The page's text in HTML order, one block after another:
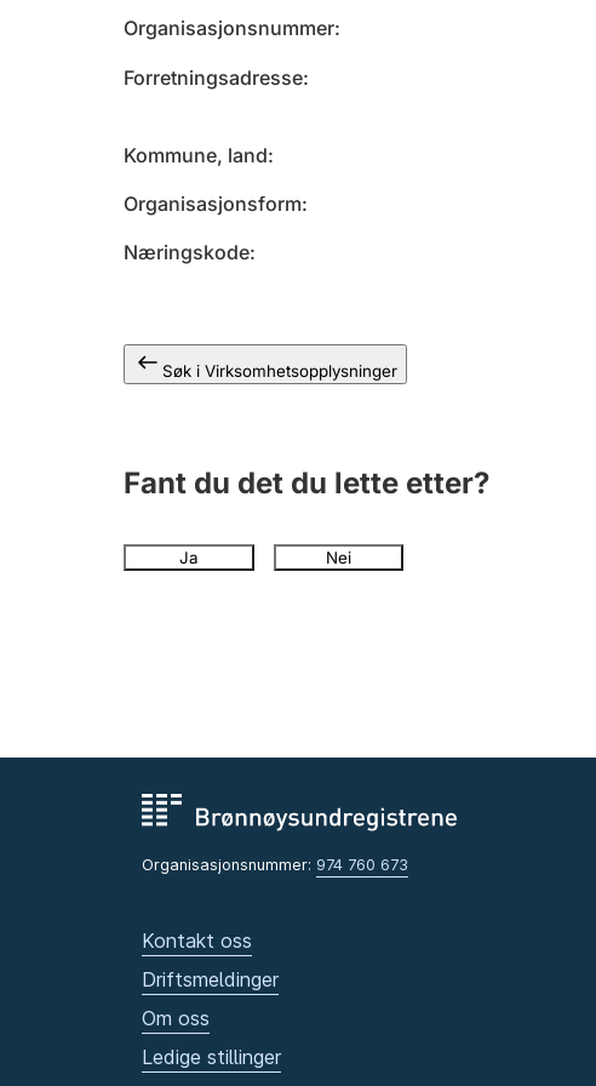
Organisasjonsnummer
Forretningsadresse
Kommune, land
Organisasjonsform
Næringskode
Søk i Virksomhetsopplysninger
Fant du det du lette etter?
Ja Nei
Organisasjonsnummer: 974 760 673
Kontakt oss
Driftsmeldinger
Om oss
Ledige stillinger